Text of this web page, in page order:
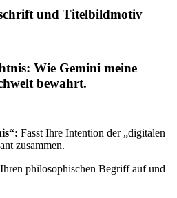
und Titelbildmotiv
Wie Gemini meine
bewahrt.
Fasst Ihre Intention der „digitalen
zusammen.
philosophischen Begriff auf und